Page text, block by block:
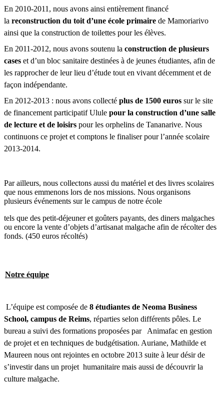
En 2010-2011, nous avons ainsi entièrement financé
la reconstruction du toit d’une école primaire de Mamoriarivo
ainsi que la construction de toilettes pour les élèves.
En 2011-2012, nous avons soutenu la construction de plusieurs
cases et d’un bloc sanitaire destinées à de jeunes étudiantes, afin de
les rapprocher de leur lieu d’étude tout en vivant décemment et de
façon indépendante.
En 2012-2013 : nous avons collecté plus de 1500 euros sur le site
de financement participatif Ulule pour la construction d’une salle
de lecture et de loisirs pour les orphelins de Tananarive. Nous
continuons ce projet et comptons le finaliser pour l’année scolaire
2013-2014.
Par ailleurs, nous collectons aussi du matériel et des livres scolaires
que nous emmenons lors de nos missions. Nous organisons
plusieurs événements sur le campus de notre école
tels que des petit-déjeuner et goûters payants, des diners malgaches
ou encore la vente d’objets d’artisanat malgache afin de récolter des
fonds. (450 euros récoltés)
Notre équipe
L’équipe est composée de 8 étudiantes de Neoma Business
School, campus de Reims, réparties selon différents pôles. Le
bureau a suivi des formations proposées par Animafac en gestion
de projet et en techniques de budgétisation. Auriane, Mathilde et
Maureen nous ont rejointes en octobre 2013 suite à leur désir de
s’investir dans un projet humanitaire mais aussi de découvrir la
culture malgache.